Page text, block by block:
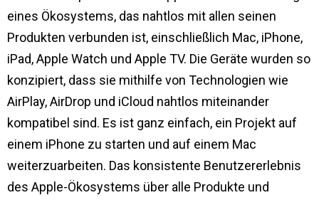
eines Ökosystems, das nahtlos mit allen seinen
Produkten verbunden ist, einschließlich Mac, iPhone,
iPad, Apple Watch und Apple TV. Die Geräte wurden so
konzipiert, dass sie mithilfe von Technologien wie
AirPlay, AirDrop und iCloud nahtlos miteinander
kompatibel sind. Es ist ganz einfach, ein Projekt auf
einem iPhone zu starten und auf einem Mac
weiterzuarbeiten. Das konsistente Benutzererlebnis
des Apple-Ökosystems über alle Produkte und